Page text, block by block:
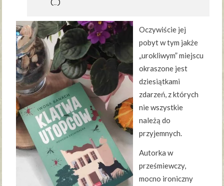
(…)
Oczywiście jej
pobyt w tym jakże
„urokliwym” miejscu
okraszone jest
dziesiątkami
zdarzeń, z których
nie wszystkie
należą do
przyjemnych.
Autorka w
prześmiewczy,
mocno ironiczny